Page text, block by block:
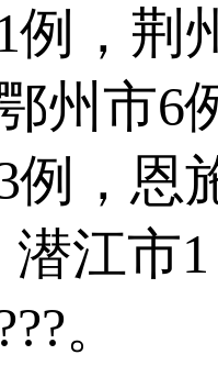
例，荆
州市6
例，恩
潜江市1
。